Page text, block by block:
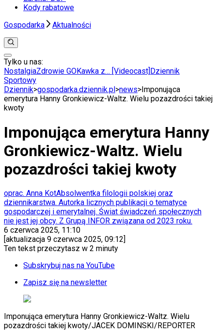
Kody rabatowe
Gospodarka
Aktualności
Anuluj
Wiadomości
Świat
Polityka
Gospodarka
Aktualności
Emerytury
Finanse
Praca
Podatki
Finanse
KSEF
Auto
Aktualności
Auta ekologiczne
Automotive
Jednoślady
Drogi
Na wakacje
Paliwo
Porady
Aktualności
Plotki
Tylko u nas:
NostalgiaZdrowie GOKawka z… [Videocast] Dziennik
Sportowy
Dziennik>gospodarka.dziennik.pl >news> Imponująca
emerytura Hanny Gronkiewicz-Waltz. Wielu pozazdrości takiej
kwoty
Imponująca emerytura Hanny
Gronkiewicz-Waltz. Wielu
pozazdrości takiej kwoty
oprac. Anna KotAbsolwentka filologii polskiej oraz
dziennikarstwa. Autorka licznych publikacji o tematyce
gospodarczej i emerytalnej. Świat świadczeń społecznych
nie jest jej obcy. Z Grupą INFOR związana od 2023 roku.
6 czerwca 2025, 11:10
[aktualizacja 9 czerwca 2025, 09:12
Ten tekst przeczytasz w 2 minuty
Subskrybuj nas na YouTube
Zapisz się na newsletter
Imponująca emerytura Hanny Gronkiewicz-Waltz. Wielu
pozazdrości takiej kwoty/JACEK DOMINSKI/REPORTER